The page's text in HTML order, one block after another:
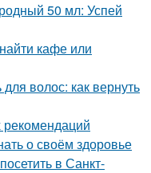
50 мл: Успей
кафе или
волос: как вернуть
о своём здоровье
в Санкт-